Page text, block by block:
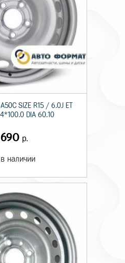
SIZE R15 / 6.0J ET
DIA 60.10
р.
наличии